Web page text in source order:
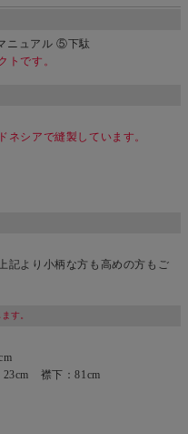
ュアル ⑤下駄
トです。
シアで縫製しています。
記より小柄な方も高めの方もご
す。
襟下：81cm